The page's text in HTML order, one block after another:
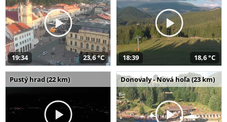
19:34 23,6 °C 18:39 18,6 °C
Pustý hrad (22 km) Donovaly - Nová hoľa (23 km)